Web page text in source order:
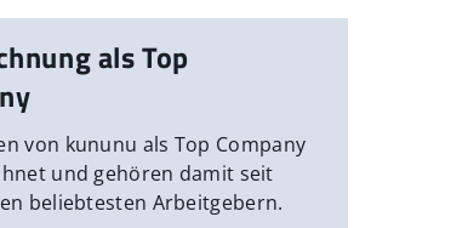
als Top
von kununu als Top Company
und gehören damit seit
beliebtesten Arbeitgebern.